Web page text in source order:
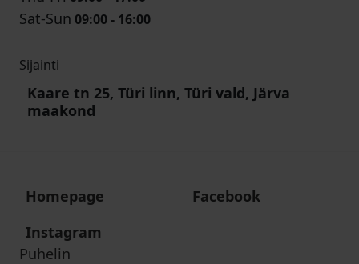
Sat-Sun 09:00 - 16:00
Sijainti
Kaare tn 25, Türi linn, Türi vald, Järva
maakond
Homepage
Facebook
Instagram
Puhelin